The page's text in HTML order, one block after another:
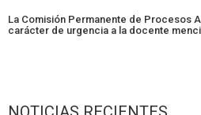
La Comisión Permanente de Procesos
carácter de urgencia a la docente